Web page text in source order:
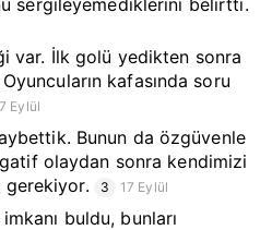
sergileyemediklerini belirtti.
var. İlk golü yedikten sonra
kafasında soru
Eylül
Bunun da özgüvenle
olaydan sonra kendimizi
gerekiyor.
3 17 Eylül
buldu, bunları